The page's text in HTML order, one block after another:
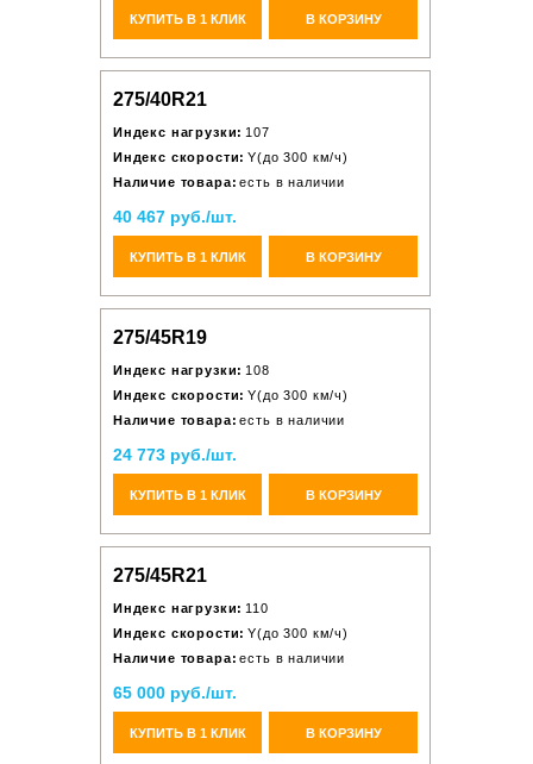
КУПИТЬ В 1 КЛИК В КОРЗИНУ
275/40R21
Индекс нагрузки: 107
Индекс скорости: Y(до 300 км/ч)
Наличие товара: есть в наличии
40 467 руб./шт.
КУПИТЬ В 1 КЛИК В КОРЗИНУ
275/45R19
Индекс нагрузки: 108
Индекс скорости: Y(до 300 км/ч)
Наличие товара: есть в наличии
24 773 руб./шт.
КУПИТЬ В 1 КЛИК В КОРЗИНУ
275/45R21
Индекс нагрузки: 110
Индекс скорости: Y(до 300 км/ч)
Наличие товара: есть в наличии
65 000 руб./шт.
КУПИТЬ В 1 КЛИК В КОРЗИНУ